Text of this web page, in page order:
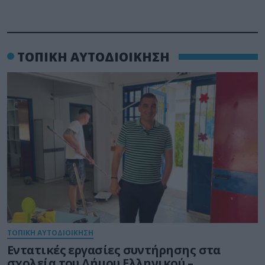
ΤΟΠΙΚΗ ΑΥΤΟΔΙΟΙΚΗΣΗ
ΤΟΠΙΚΗ ΑΥΤΟΔΙΟΙΚΗΣΗ
Εντατικές εργασίες συντήρησης στα